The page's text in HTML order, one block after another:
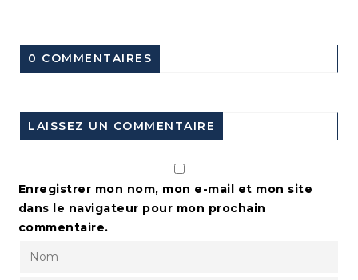
0 COMMENTAIRES
LAISSEZ UN COMMENTAIRE
Enregistrer mon nom, mon e-mail et mon site
dans le navigateur pour mon prochain
commentaire.